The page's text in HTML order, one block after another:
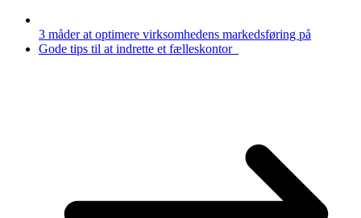
3 måder at optimere virksomhedens markedsføring på
Gode tips til at indrette et fælleskontor